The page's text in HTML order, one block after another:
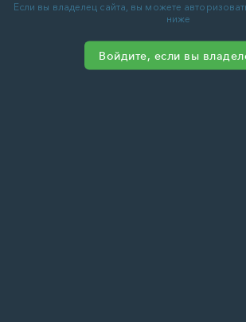
Если вы владелец сайта, вы можете
ниже
Войдите, если вы